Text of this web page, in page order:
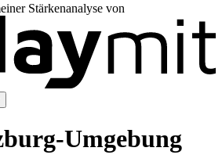
Stärkenanalyse von
Umgebung